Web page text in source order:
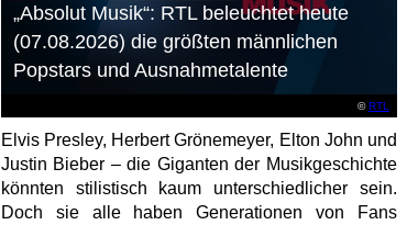
©RTL
„Absolut Musik“: RTL beleuchtet heute
(07.08.2026) die größten männlichen
Popstars und Ausnahmetalente
Elvis Presley, Herbert Grönemeyer, Elton John und
Justin Bieber – die Giganten der Musikgeschichte
könnten stilistisch kaum unterschiedlicher sein.
Doch sie alle haben Generationen von Fans